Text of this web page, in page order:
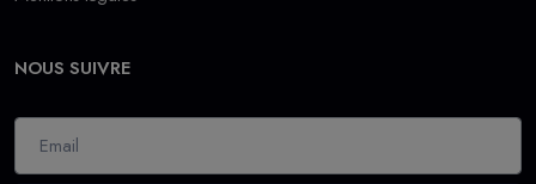
NOUS SUIVRE